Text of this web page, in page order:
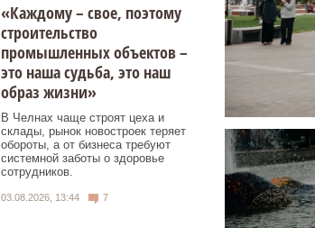
«Каждому – свое, поэтому
строительство
промышленных объектов –
это наша судьба, это наш
образ жизни»
В Челнах чаще строят цеха и
склады, рынок новостроек теряет
обороты, а от бизнеса требуют
системной заботы о здоровье
сотрудников.
03.08.2026, 13:44 7